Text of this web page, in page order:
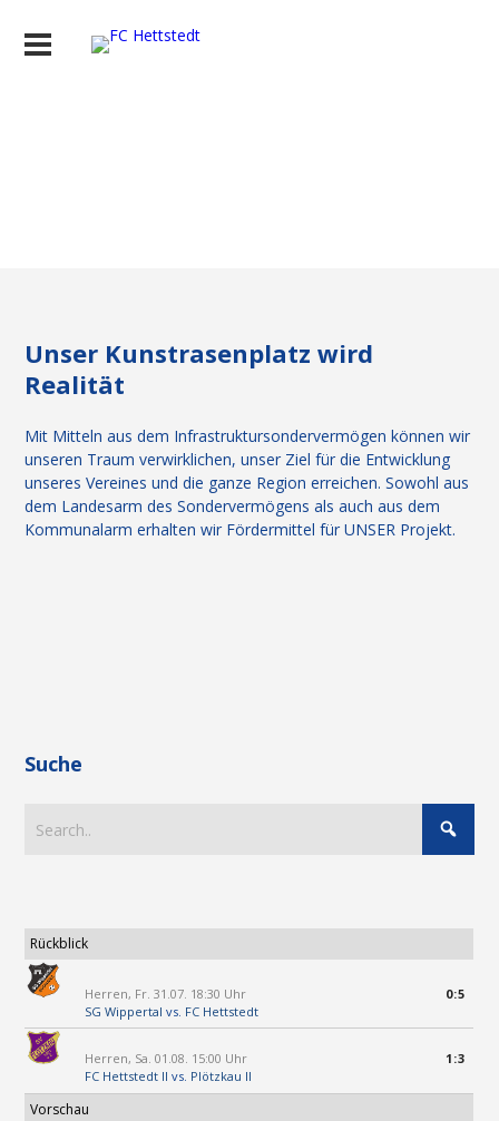
Unser Kunstrasenplatz wird
Realität
Mit Mitteln aus dem Infrastruktursondervermögen können wir
unseren Traum verwirklichen, unser Ziel für die Entwicklung
unseres Vereines und die ganze Region erreichen. Sowohl aus
dem Landesarm des Sondervermögens als auch aus dem
Kommunalarm erhalten wir Fördermittel für UNSER Projekt.
Suche
Rückblick
Herren, Fr. 31.07. 18:30 Uhr
SG Wippertal vs. FC Hettstedt
0:5
Herren, Sa. 01.08. 15:00 Uhr
FC Hettstedt II vs. Plötzkau II
1:3
Vorschau